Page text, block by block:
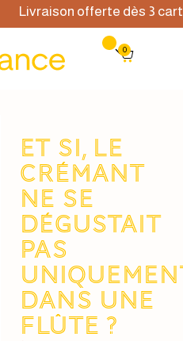
Livraison offerte dès 3 cartons
0
Et si, le
Crémant
ne se
dégustait
pas
dans une
flûte ?